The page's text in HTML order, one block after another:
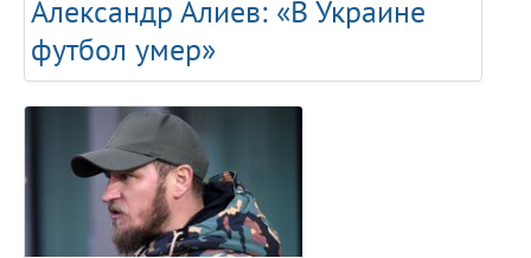
Александр Алиев: «В Украине
футбол умер»